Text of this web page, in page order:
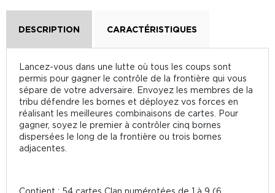
DESCRIPTION CARACTÉRISTIQUES
Lancez-vous dans une lutte où tous les coups sont
permis pour gagner le contrôle de la frontière qui vous
sépare de votre adversaire. Envoyez les membres de la
tribu défendre les bornes et déployez vos forces en
réalisant les meilleures combinaisons de cartes. Pour
gagner, soyez le premier à contrôler cinq bornes
dispersées le long de la frontière ou trois bornes
adjacentes.
Contient : 54 cartes Clan numérotées de 1 à 9 (6